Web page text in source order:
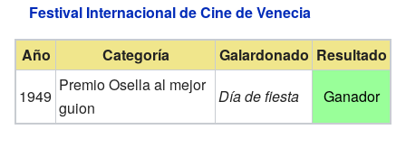
Festival Internacional de Cine de Venecia
Año Categoría Galardonado Resultado
1949
Premio Osella al mejor
guion
Día de fiesta Ganador